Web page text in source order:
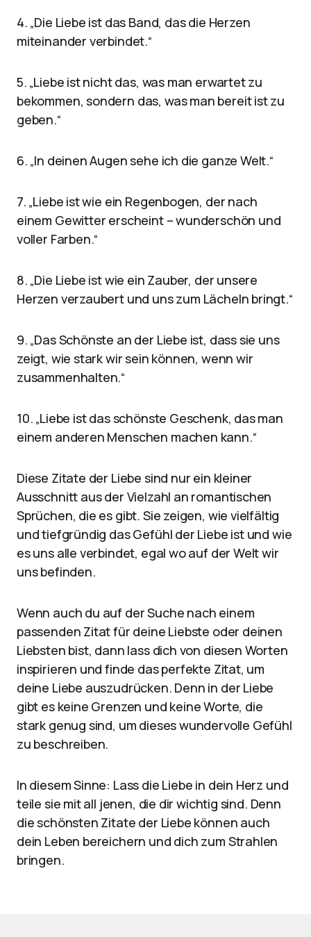
4. „Die Liebe ist das Band, das die Herzen
miteinander verbindet.“
5. „Liebe ist nicht das, was man erwartet zu
bekommen, sondern das, was man bereit ist zu
geben.“
6. „In deinen Augen sehe ich die ganze Welt.“
7. „Liebe ist wie ein Regenbogen, der nach
einem Gewitter erscheint – wunderschön und
voller Farben.“
8. „Die Liebe ist wie ein Zauber, der unsere
Herzen verzaubert und uns zum Lächeln bringt.“
9. „Das Schönste an der Liebe ist, dass sie uns
zeigt, wie stark wir sein können, wenn wir
zusammenhalten.“
10. „Liebe ist das schönste Geschenk, das man
einem anderen Menschen machen kann.“
Diese Zitate der Liebe sind nur ein kleiner
Ausschnitt aus der Vielzahl an romantischen
Sprüchen, die es gibt. Sie zeigen, wie vielfältig
und tiefgründig das Gefühl der Liebe ist und wie
es uns alle verbindet, egal wo auf der Welt wir
uns befinden.
Wenn auch du auf der Suche nach einem
passenden Zitat für deine Liebste oder deinen
Liebsten bist, dann lass dich von diesen Worten
inspirieren und finde das perfekte Zitat, um
deine Liebe auszudrücken. Denn in der Liebe
gibt es keine Grenzen und keine Worte, die
stark genug sind, um dieses wundervolle Gefühl
zu beschreiben.
In diesem Sinne: Lass die Liebe in dein Herz und
teile sie mit all jenen, die dir wichtig sind. Denn
die schönsten Zitate der Liebe können auch
dein Leben bereichern und dich zum Strahlen
bringen.